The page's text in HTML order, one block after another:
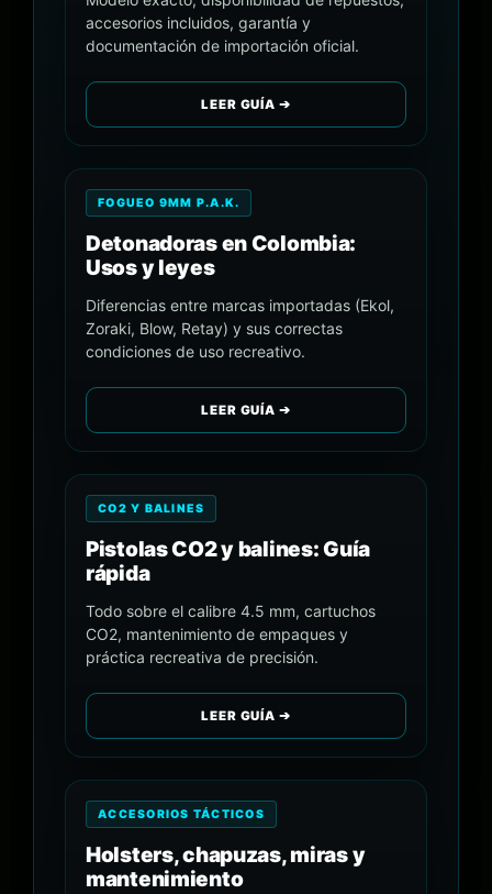
accesorios incluidos, garantía y
documentación de importación oficial.
LEER GUÍA ➔
FOGUEO 9MM P.A.K.
Detonadoras en Colombia:
Usos y leyes
Diferencias entre marcas importadas (Ekol,
Zoraki, Blow, Retay) y sus correctas
condiciones de uso recreativo.
LEER GUÍA ➔
CO2 Y BALINES
Pistolas CO2 y balines: Guía
rápida
Todo sobre el calibre 4.5 mm, cartuchos
CO2, mantenimiento de empaques y
práctica recreativa de precisión.
LEER GUÍA ➔
ACCESORIOS TÁCTICOS
Holsters, chapuzas, miras y
mantenimiento